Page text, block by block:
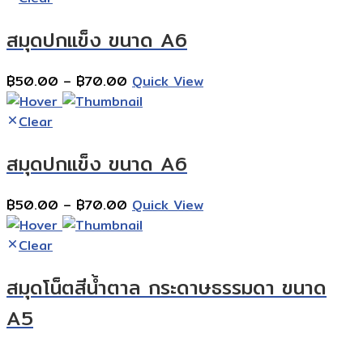
สมุดปกแข็ง ขนาด A6
฿50.00 – ฿70.00 Price
range:
฿70.00
Quick View
Clear
สมุดปกแข็ง ขนาด A6
฿50.00 – ฿70.00 Price
range:
฿70.00
Quick View
Clear
สมุดโน็ตสีน้ำตาล กระดาษธรรมดา ขนาด
A5